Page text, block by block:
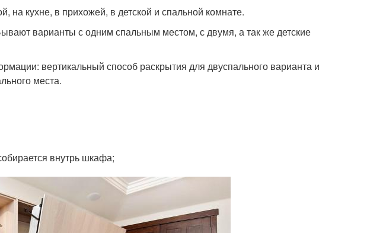
на кухне, в прихожей, в детской и спальной комнате.
варианты с одним спальным местом, с двумя, а так же детские
вертикальный способ раскрытия для двуспального варианта и
места.
внутрь шкафа;